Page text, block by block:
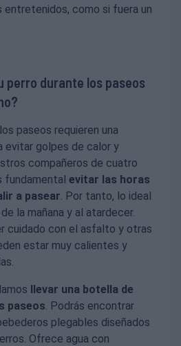
como si fuera un
perro durante los paseos
paseos requieren una
evitar golpes de calor y
compañeros de cuatro
fundamental evitar las horas
a pasear. Por tanto, lo ideal
la mañana y al atardecer.
cuidado con el asfalto y otras
estar muy calientes y
llevar una botella de
paseos. Podrás encontrar
plegables diseñados
Ofrece agua con